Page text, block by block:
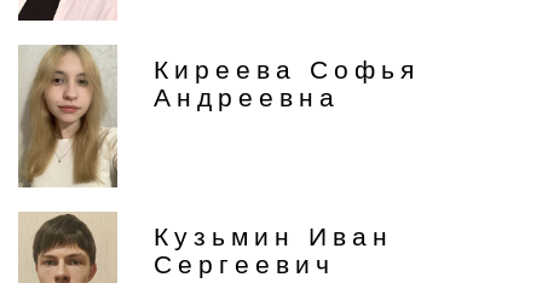
Киреева Софья
Андреевна
Кузьмин Иван
Сергеевич